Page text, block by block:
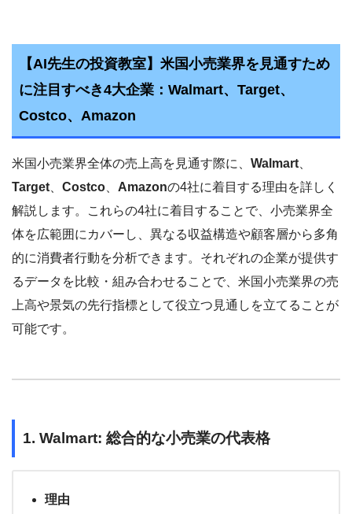
【AI先生の投資教室】米国小売業界を見通すため
に注目すべき4大企業：Walmart、Target、
Costco、Amazon
米国小売業界全体の売上高を見通す際に、 Walmart
Target
Costco Amazonの4社に着目する理由を詳しく
解説します。これらの4社に着目することで、小売業界全
体を広範囲にカバーし、異なる収益構造や顧客層から多角
的に消費者行動を分析できます。それぞれの企業が提供す
るデータを比較・組み合わせることで、米国小売業界の売
上高や景気の先行指標として役立つ見通しを立てることが
可能です。
1. Walmart: 総合的な小売業の代表格
理由